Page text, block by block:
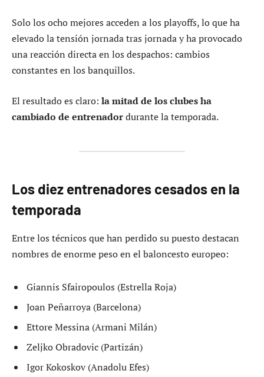
Solo los ocho mejores acceden a los playoffs, lo que ha
elevado la tensión jornada tras jornada y ha provocado
una reacción directa en los despachos: cambios
constantes en los banquillos.
El resultado es claro: la mitad de los clubes ha
cambiado de entrenadordurante la temporada.
Los diez entrenadores cesados en la
temporada
Entre los técnicos que han perdido su puesto destacan
nombres de enorme peso en el baloncesto europeo:
Giannis Sfairopoulos (Estrella Roja)
Joan Peñarroya (Barcelona)
Ettore Messina (Armani Milán)
Zeljko Obradovic (Partizán)
Igor Kokoskov (Anadolu Efes)